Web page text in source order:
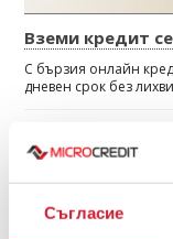
Съгласие
Вземи кредит
С бързия онлайн
дневен срок без